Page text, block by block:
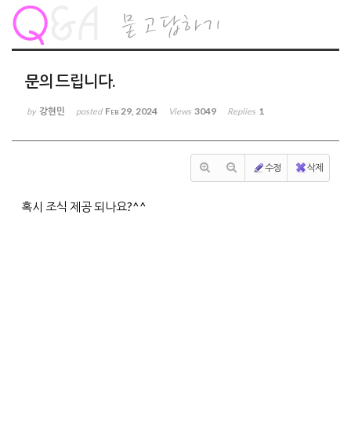
문의 드립니다.
by 강현민 posted Feb 29, 2024 Views 3049 Replies 1
수정 삭제
혹시 조식 제공 되나요?^^